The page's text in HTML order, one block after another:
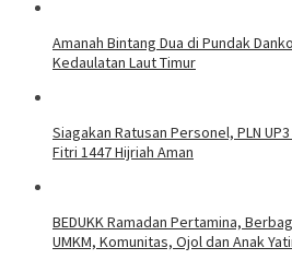
​Amanah Bintang Dua di Pundak
Kedaulatan Laut Timur
Siagakan Ratusan Personel, PLN
Fitri 1447 Hijriah Aman
BEDUKK Ramadan Pertamina,
UMKM, Komunitas, Ojol dan Anak